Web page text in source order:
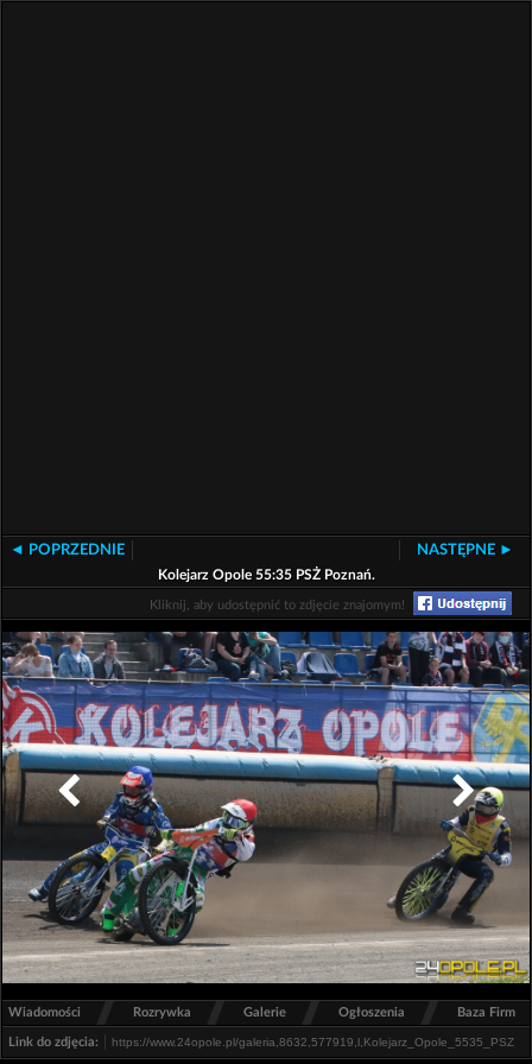
◄ POPRZEDNIE NASTĘPNE ►
Kolejarz Opole 55:35 PSŻ Poznań.
Kliknij, aby udostępnić to zdjęcie znajomym!
Wiadomości / Rozrywka / Galerie / Ogłoszenia / Baza Firm
Link do zdjęcia: